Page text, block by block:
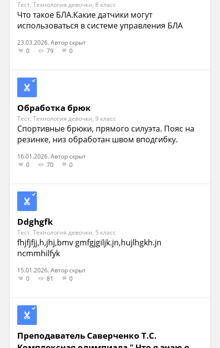
Тест. Технология девочки, 8 класс
Что такое БЛА.Какие датчики могут
использоваться в системе управления БЛА
23.03.2026. Автор скрыт
0
79 0
Обработка брюк
Тест. Технология девочки, 9 класс
Спортивные брюки, прямого силуэта. Пояс на
резинке, низ обработан швом вподгибку.
16.01.2026. Автор скрыт
0
70 0
Ddghgfk
Тест. Технология девочки, 5 класс
fhjfjfjj,h,jhj,bmv gmfgjgiljk.jn,hujlhgkh.jn
ncmmhilfyk
15.01.2026. Автор скрыт
0
81 0
Преподаватель Саверченко Т.С.